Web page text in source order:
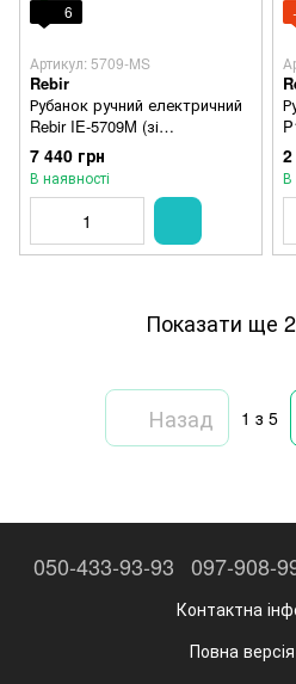
6
Артикул: 5709-MS
Rebir
Рубанок ручний електричний
Rebir IE-5709M (зі
стаціонаром)
7 440 грн
В наявності
2
В
Показати ще
Назад 1 з 5
050-433-93-93 097-908-
Контактна
Повна